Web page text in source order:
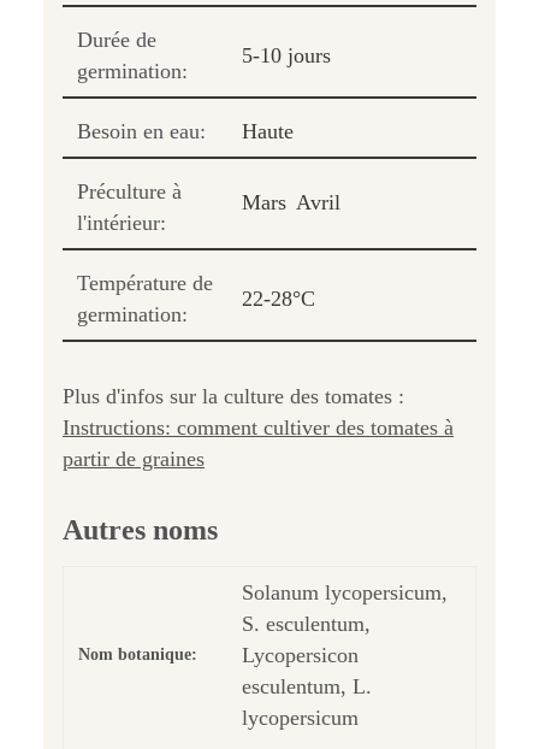
Durée de
germination:
5-10 jours
Besoin en eau: Haute
Préculture à
l'intérieur:
Mars Avril
Température de
germination:
22-28°C
Plus d'infos sur la culture des tomates :
Instructions: comment cultiver des tomates à
partir de graines
Autres noms
Nom botanique:
Solanum lycopersicum,
S. esculentum,
Lycopersicon
esculentum, L.
lycopersicum